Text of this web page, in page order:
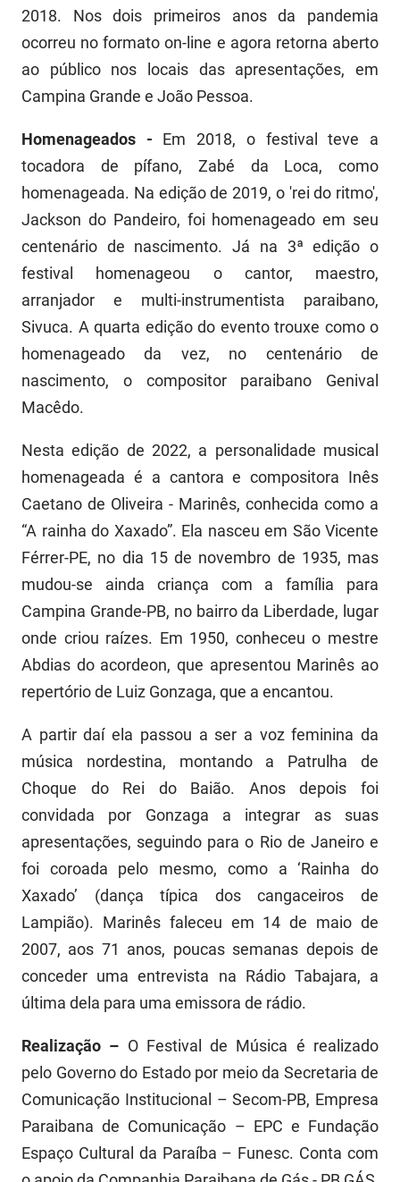
2018. Nos dois primeiros anos da pandemia
ocorreu no formato on-line e agora retorna aberto
ao público nos locais das apresentações, em
Campina Grande e João Pessoa.
Homenageados - Em 2018, o festival teve a
tocadora de pífano, Zabé da Loca, como
homenageada. Na edição de 2019, o 'rei do ritmo',
Jackson do Pandeiro, foi homenageado em seu
centenário de nascimento. Já na 3ª edição o
festival homenageou o cantor, maestro,
arranjador e multi-instrumentista paraibano,
Sivuca. A quarta edição do evento trouxe como o
homenageado da vez, no centenário de
nascimento, o compositor paraibano Genival
Macêdo.
Nesta edição de 2022, a personalidade musical
homenageada é a cantora e compositora Inês
Caetano de Oliveira - Marinês, conhecida como a
“A rainha do Xaxado”. Ela nasceu em São Vicente
Férrer-PE, no dia 15 de novembro de 1935, mas
mudou-se ainda criança com a família para
Campina Grande-PB, no bairro da Liberdade, lugar
onde criou raízes. Em 1950, conheceu o mestre
Abdias do acordeon, que apresentou Marinês ao
repertório de Luiz Gonzaga, que a encantou.
A partir daí ela passou a ser a voz feminina da
música nordestina, montando a Patrulha de
Choque do Rei do Baião. Anos depois foi
convidada por Gonzaga a integrar as suas
apresentações, seguindo para o Rio de Janeiro e
foi coroada pelo mesmo, como a ‘Rainha do
Xaxado’ (dança típica dos cangaceiros de
Lampião). Marinês faleceu em 14 de maio de
2007, aos 71 anos, poucas semanas depois de
conceder uma entrevista na Rádio Tabajara, a
última dela para uma emissora de rádio.
Realização – O Festival de Música é realizado
pelo Governo do Estado por meio da Secretaria de
Comunicação Institucional – Secom-PB, Empresa
Paraibana de Comunicação – EPC e Fundação
Espaço Cultural da Paraíba – Funesc. Conta com